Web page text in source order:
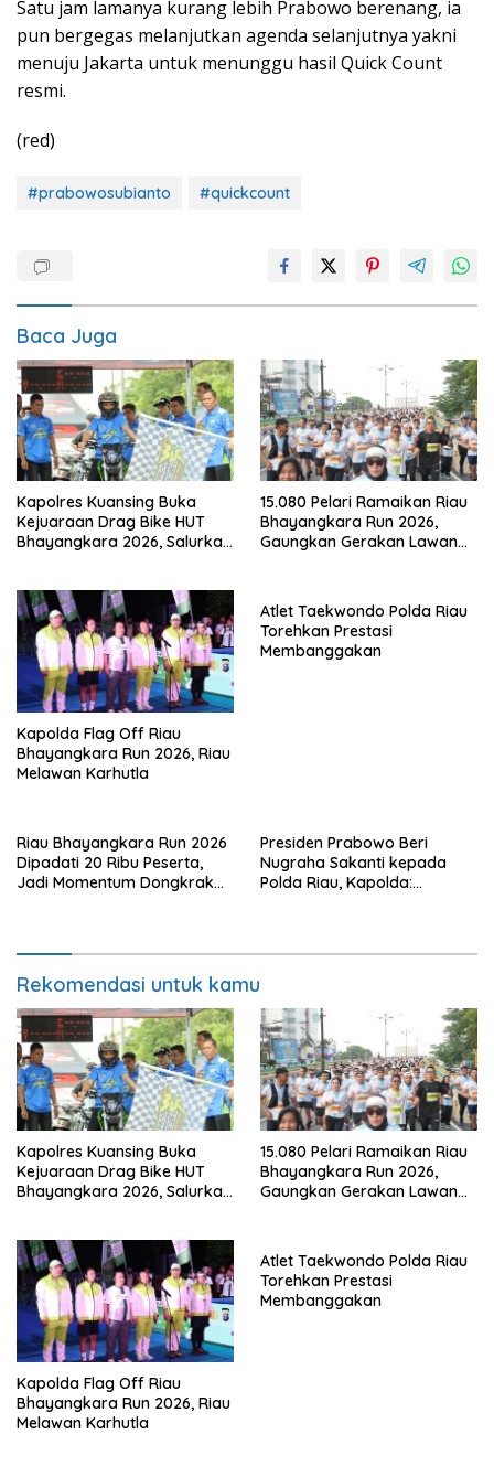
Satu jam lamanya kurang lebih Prabowo berenang, ia
pun bergegas melanjutkan agenda selanjutnya yakni
menuju Jakarta untuk menunggu hasil Quick Count
resmi.
(red)
#prabowosubianto #quickcount
Baca Juga
Kapolres Kuansing Buka
Kejuaraan Drag Bike HUT
Bhayangkara 2026, Salurkan
15.080 Pelari Ramaikan Riau
Bhayangkara Run 2026,
Gaungkan Gerakan Lawan
Kapolda Flag Off Riau
Bhayangkara Run 2026, Riau
Melawan Karhutla
Atlet Taekwondo Polda Riau
Torehkan Prestasi
Membanggakan
Riau Bhayangkara Run 2026
Dipadati 20 Ribu Peserta,
Jadi Momentum Dongkrak
Presiden Prabowo Beri
Nugraha Sakanti kepada
Polda Riau, Kapolda:
Rekomendasi untuk kamu
Kapolres Kuansing Buka
Kejuaraan Drag Bike HUT
Bhayangkara 2026, Salurkan
15.080 Pelari Ramaikan Riau
Bhayangkara Run 2026,
Gaungkan Gerakan Lawan
Kapolda Flag Off Riau
Bhayangkara Run 2026, Riau
Melawan Karhutla
Atlet Taekwondo Polda Riau
Torehkan Prestasi
Membanggakan